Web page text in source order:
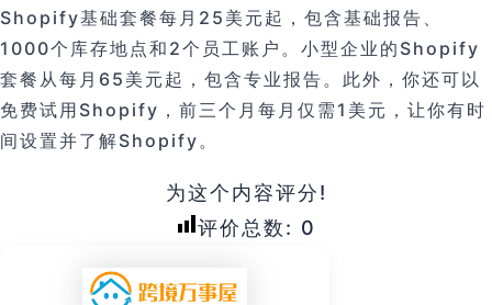
Shopify基础套餐每月25美元起，包含基础报告、
1000个库存地点和2个员工账户。小型企业的Shopify
套餐从每月65美元起，包含专业报告。此外，你还可以
免费试用Shopify，前三个月每月仅需1美元，让你有时
间设置并了解Shopify。
为这个内容评分!
评价总数: 0